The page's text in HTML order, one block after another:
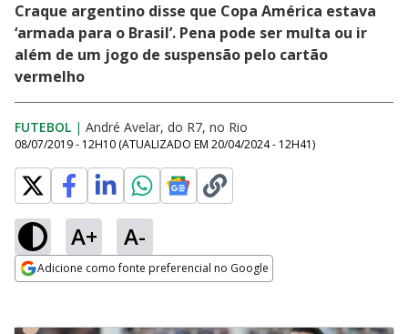
Craque argentino disse que Copa América estava
‘armada para o Brasil’. Pena pode ser multa ou ir
além de um jogo de suspensão pelo cartão
vermelho
FUTEBOL | André Avelar, do R7, no Rio
08/07/2019 - 12H10 (ATUALIZADO EM 20/04/2024 - 12H41)
A+ A-
Adicione como fonte preferencial no Google